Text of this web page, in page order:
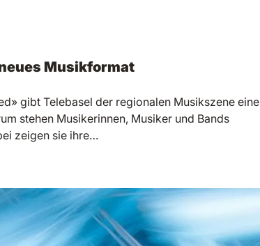
Musikformat
gibt Telebasel der regionalen Musikszene eine
stehen Musikerinnen, Musiker und Bands
zeigen sie ihre…